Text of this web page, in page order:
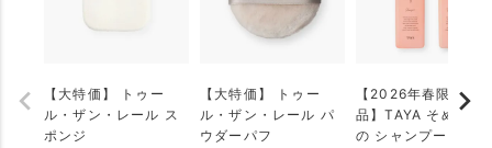
【大特価】 トゥー
ル・ザン・レール ス
ポンジ
【大特価】 トゥー
ル・ザン・レール パ
ウダーパフ
【2026年春限定商
品】TAYA そめいよ
の シャンプー＆トリ